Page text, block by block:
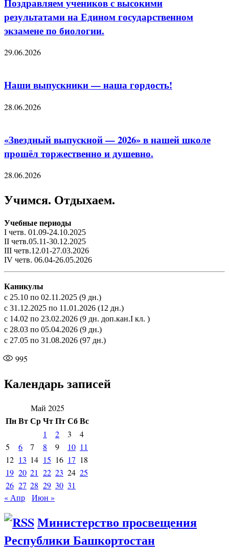
результатами на Едином государственном
экзамене по биологии.
29.06.2026
Наши выпускники — наша гордость!
28.06.2026
«Звездный выпускной — 2026» в нашей школе
прошёл торжественно и душевно.
28.06.2026
Учимся. Отдыхаем.
Учебные периоды
I четв. 01.09-24.10.2025
II четв.05.11-30.12.2025
III четв.12.01-27.03.2026
IV четв. 06.04-26.05.2026
Каникулы
с 25.10 по 02.11.2025 (9 дн.)
с 31.12.2025 по 11.01.2026 (12 дн.)
с 14.02 по 23.02.2026 (9 дн. доп.кан.I кл. )
с 28.03 по 05.04.2026 (9 дн.)
с 27.05 по 31.08.2026 (97 дн.)
995
Календарь записей
Май 2025
ПнВтСрЧтПтСбВс
1 2 3
4
5
6 7 8 9 10 11
12 13 14 15 16 17 18
19 20 21 22 23 24 25
26 27 28 29 30 31
« Апр
Июн »
Министерство просвещения
Республики Башкортостан